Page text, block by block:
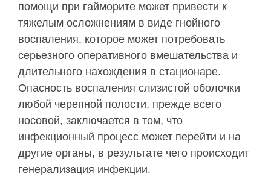
помощи при гайморите может привести к
тяжелым осложнениям в виде гнойного
воспаления, которое может потребовать
серьезного оперативного вмешательства и
длительного нахождения в стационаре.
Опасность воспаления слизистой оболочки
любой черепной полости, прежде всего
носовой, заключается в том, что
инфекционный процесс может перейти и на
другие органы, в результате чего происходит
генерализация инфекции.